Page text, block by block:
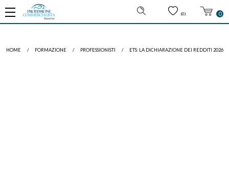
(0) 0
HOME / FORMAZIONE / PROFESSIONISTI / ETS: LA DICHIARAZIONE DEI REDDITI 2026